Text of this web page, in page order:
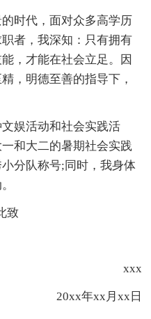
时代，面对众多高学历
者，我深知：只有拥有
，才能在社会立足。因
，明德至善的指导下，
娱活动和社会实践活
和大二的暑期社会实践
分队称号;同时，我身体
致
xxx
20xx年xx月xx日